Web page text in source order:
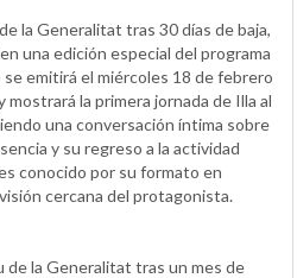
la Generalitat tras 30 días de baja,
una edición especial del programa
emitirá el miércoles 18 de febrero
mostrará la primera jornada de Illa al
una conversación íntima sobre
y su regreso a la actividad
conocido por su formato en
cercana del protagonista.
de la Generalitat tras un mes de